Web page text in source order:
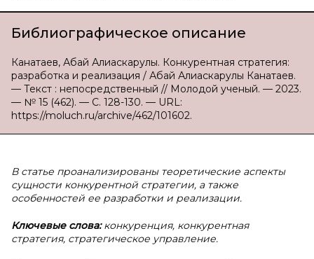
Библиографическое описание
Канатаев, Абай Алиаскарулы. Конкурентная стратегия:
разработка и реализация / Абай Алиаскарулы Канатаев.
— Текст : непосредственный // Молодой ученый. — 2023.
— № 15 (462). — С. 128-130. — URL:
https://moluch.ru/archive/462/101602.
В статье проанализированы теоретические аспекты
сущности конкурентной стратегии, а также
особенностей ее разработки и реализации.
Ключевые слова:конкуренция, конкурентная
стратегия, стратегическое управление.